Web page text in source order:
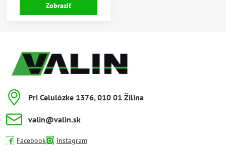
Zobraziť
Pri Celulózke 1376, 010 01 Žilina
valin​@valin​.sk
Facebook Instagram